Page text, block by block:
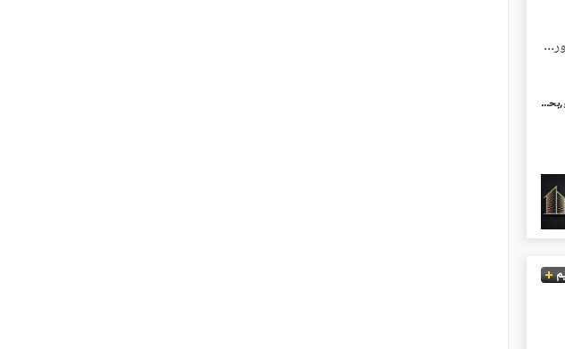
بحریہ گرینز۔ اوورسیز انکلیو - سیکٹر 5, بحریہ گرینز۔ اوورسیز انکلیو
بحریہ گرینز۔ اوورسیز انکلیو - سیکٹر 5 بحریہ گرینز۔ اوورسیز انکلیو,بحریہ ٹاؤن فیز 8,بحریہ ٹاؤن راولپنڈی,راولپنڈی میں 5 کمروں کا 1 کنال مکان 12.5 کروڑ میں برائے فروخت۔